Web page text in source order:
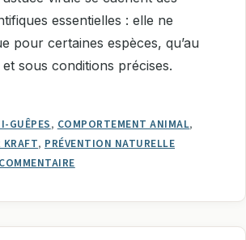
essentielles : elle ne
pour certaines espèces, qu’au
sous conditions précises.
GUÊPES, COMPORTEMENT ANIMAL,
KRAFT, PRÉVENTION NATURELLE